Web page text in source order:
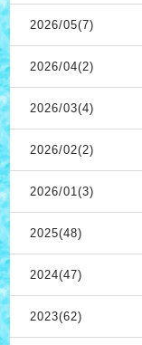
2026/05(7)
2026/04(2)
2026/03(4)
2026/02(2)
2026/01(3)
2025(48)
2024(47)
2023(62)